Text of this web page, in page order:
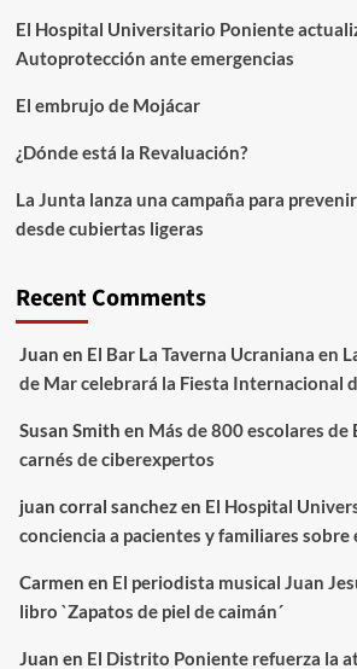
El Hospital Universitario Poniente
Autoprotección ante emergencias
El embrujo de Mojácar
¿Dónde está la Revaluación?
La Junta lanza una campaña para
desde cubiertas ligeras
Recent Comments
Juan en El Bar La Taverna Ucraniana en
de Mar celebrará la Fiesta Internacional
Susan Smith en Más de 800 escolares de
carnés de ciberexpertos
juan corral sanchezen El Hospital
conciencia a pacientes y familiares sobre
Carmen en El periodista musical Juan
libro `Zapatos de piel de caimán´
Juan en El Distrito Poniente refuerza la